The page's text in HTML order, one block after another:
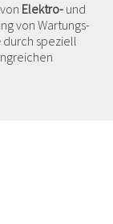
Elektro- und
von Wartungs-
durch speziell